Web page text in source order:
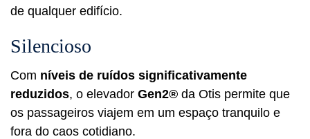
de qualquer edifício.
Silencioso
Com níveis de ruídos significativamente
reduzidos, o elevador Gen2® da Otis permite que
os passageiros viajem em um espaço tranquilo e
fora do caos cotidiano.